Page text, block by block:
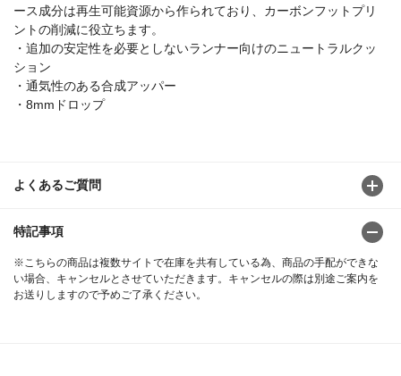
ース成分は再生可能資源から作られており、カーボンフットプリ
ントの削減に役立ちます。
・追加の安定性を必要としないランナー向けのニュートラルクッ
ション
・通気性のある合成アッパー
・8mmドロップ
よくあるご質問
特記事項
※こちらの商品は複数サイトで在庫を共有している為、商品の手配ができな
い場合、キャンセルとさせていただきます。キャンセルの際は別途ご案内を
お送りしますので予めご了承ください。